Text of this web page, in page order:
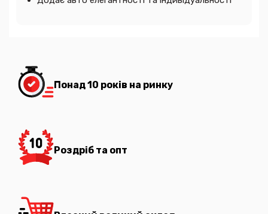
Понад 10 років на ринку
Роздріб та опт